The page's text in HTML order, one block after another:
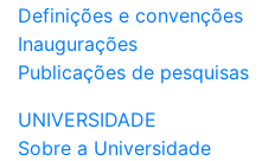
Definições e convenções
Inaugurações
Publicações de pesquisas
UNIVERSIDADE
Sobre a Universidade